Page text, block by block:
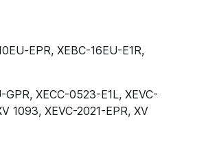
, XEBC-16EU-E1R,
GPR, XECC-0523-E1L, XEVC-
1093, XEVC-2021-EPR, XV